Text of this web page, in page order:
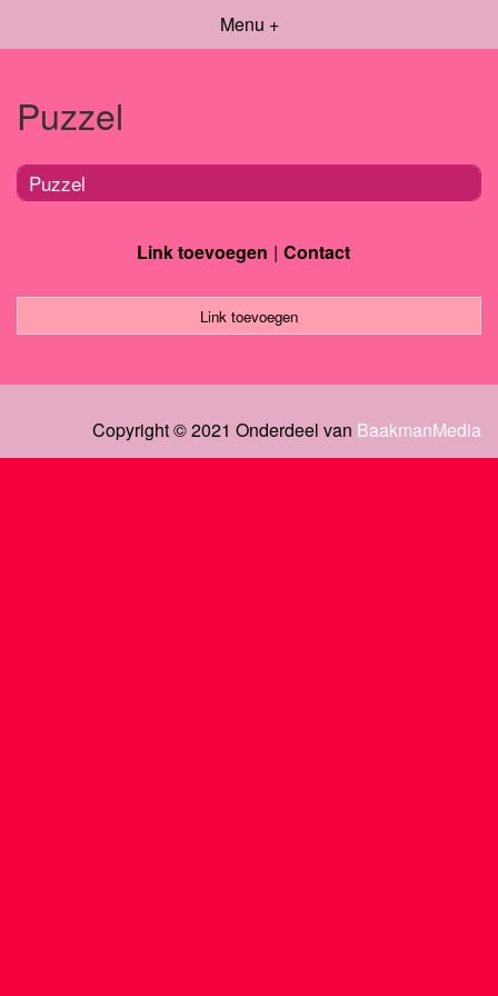
Menu +
Puzzel
Puzzel
Link toevoegen Contact
Link toevoegen
Copyright © 2021 Onderdeel van BaakmanMedia